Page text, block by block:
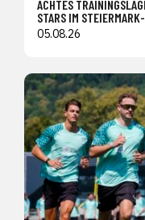
ACHTES
STARS IM
05.08.26